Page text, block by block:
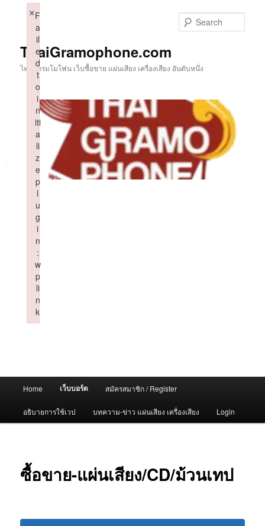
ThaiGramophone.com
ไทยแกรมโมโฟน เว็บซื้อขาย แผ่นเสียง เครื่องเสียง อันดับหนึ่ง
Home เว็บบอร์ด สมัครสมาชิก / Register
อธิบายการใช้เวป บทความ-ข่าว แผ่นเสียง เครื่องเสียง Login
ซื้อขาย-แผ่นเสียง/CD/ม้วนเทป
F
a
il
e
d
t
o
i
n
iti
a
li
z
e
p
l
u
g
i
n
:
w
p
li
n
k
×
Failed to initialize plugin: wplink